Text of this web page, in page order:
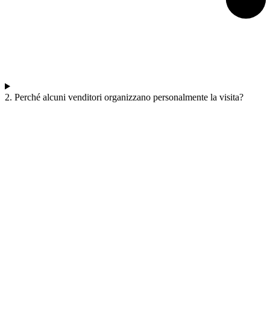
2. Perché alcuni venditori organizzano personalmente la visita?